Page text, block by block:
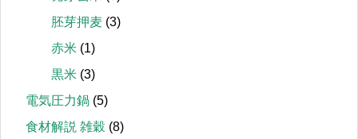
胚芽押麦 (3)
赤米 (1)
黒米 (3)
電気圧力鍋 (5)
食材解説 雑穀 (8)